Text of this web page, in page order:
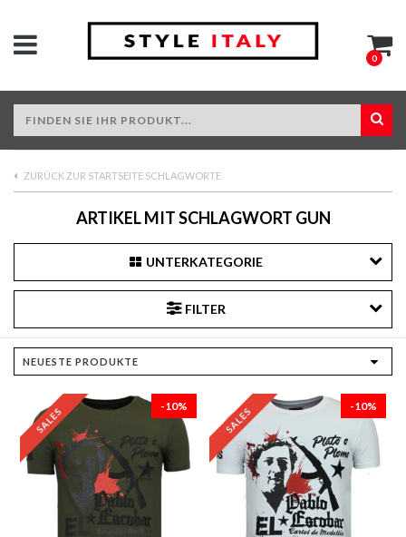
0
ZURÜCK ZUR STARTSEITE SCHLAGWORTE
ARTIKEL MIT SCHLAGWORT GUN
UNTERKATEGORIE
FILTER
-10% -10%